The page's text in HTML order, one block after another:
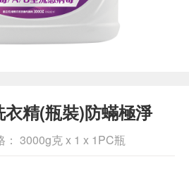
精(瓶裝)防蟎極淨
3000g克 x 1 x 1PC瓶